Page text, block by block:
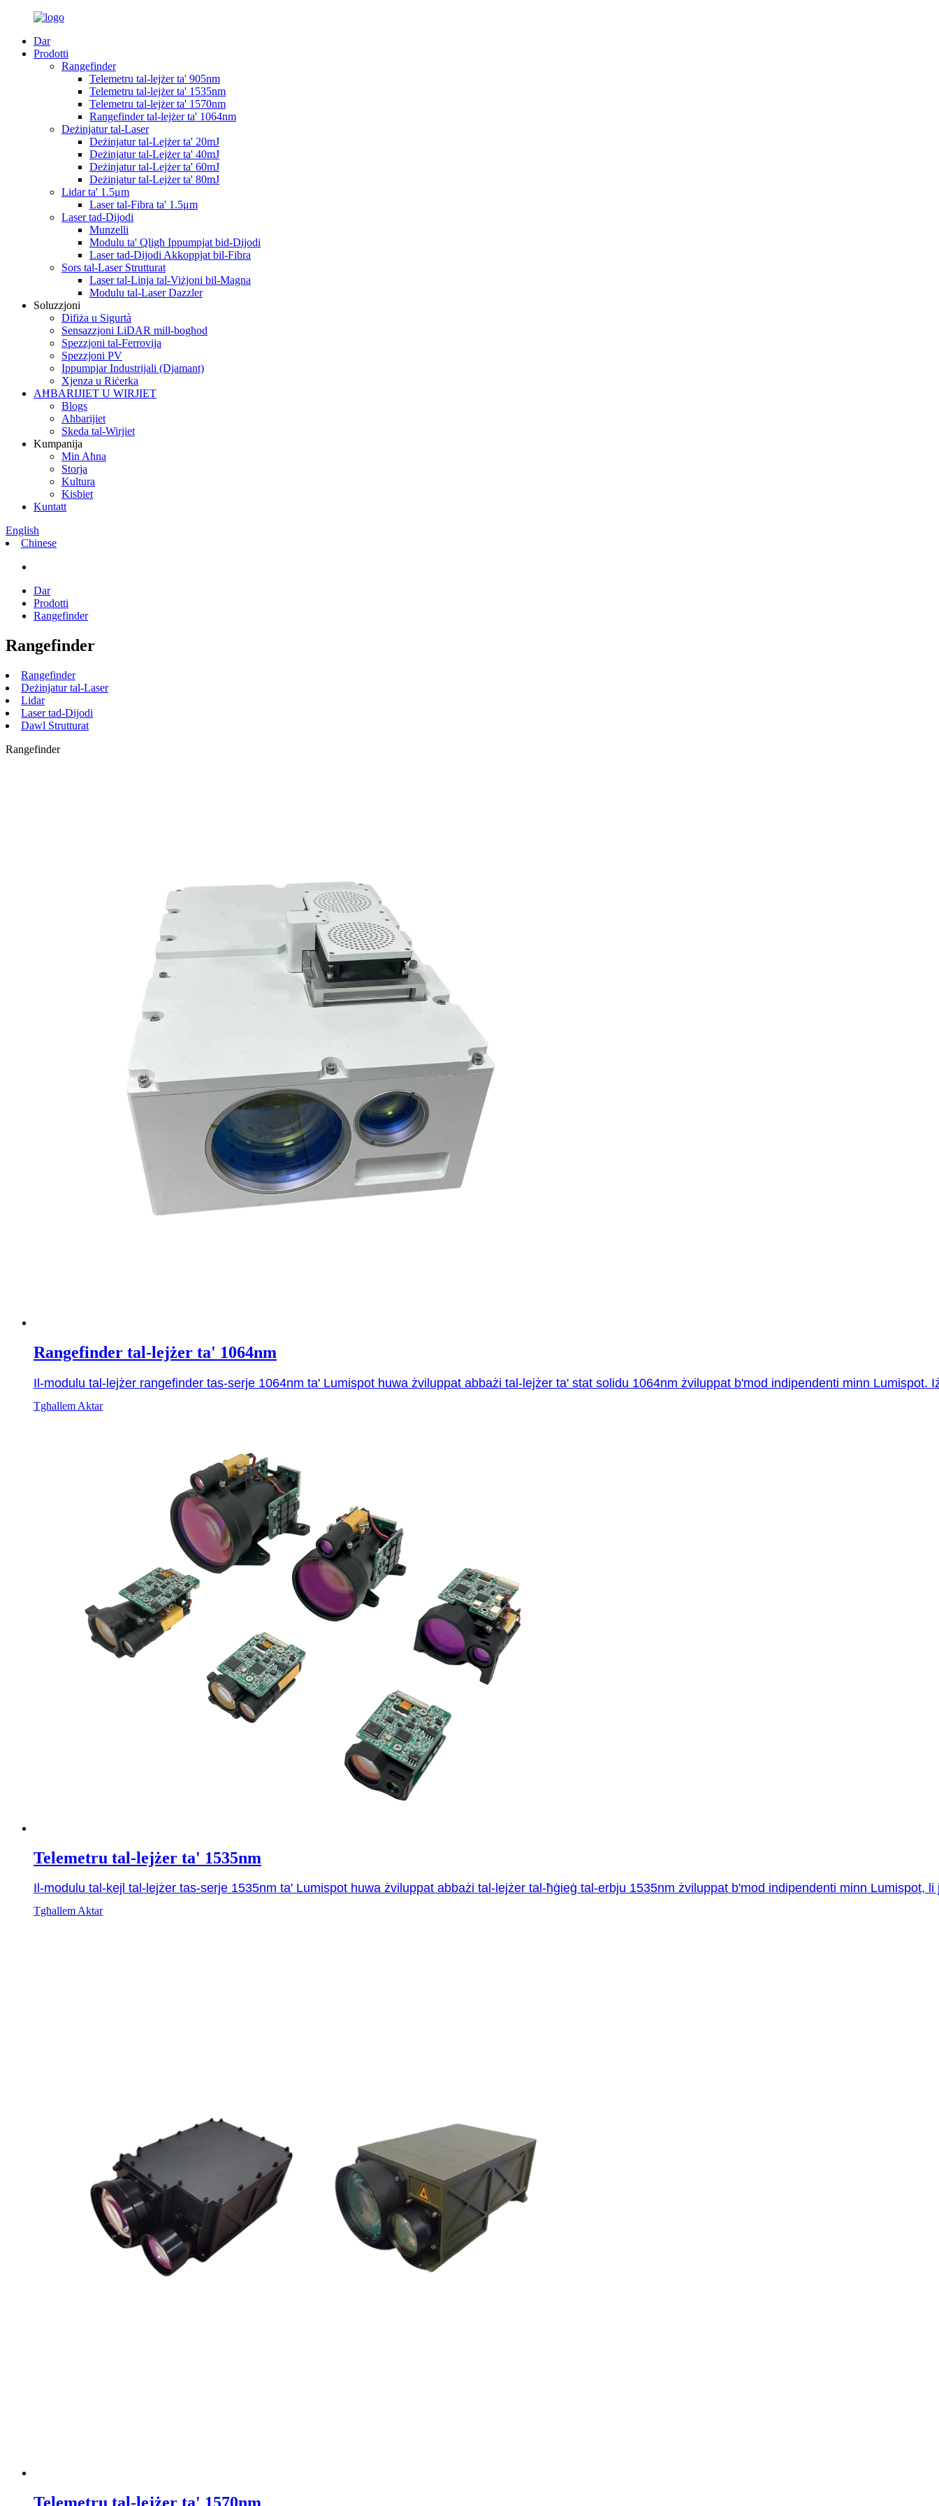
Dar
Prodotti
Rangefinder
Telemetru tal-lejżer ta' 905nm
Telemetru tal-lejżer ta' 1535nm
Telemetru tal-lejżer ta' 1570nm
Rangefinder tal-lejżer ta' 1064nm
Deżinjatur tal-Laser
Deżinjatur tal-Lejżer ta' 20mJ
Deżinjatur tal-Lejżer ta' 40mJ
Deżinjatur tal-Lejżer ta' 60mJ
Deżinjatur tal-Lejżer ta' 80mJ
Lidar ta' 1.5μm
Laser tal-Fibra ta' 1.5μm
Laser tad-Dijodi
Munzelli
Modulu ta' Qligħ Ippumpjat bid-Dijodi
Laser tad-Dijodi Akkoppjat bil-Fibra
Sors tal-Laser Strutturat
Laser tal-Linja tal-Viżjoni bil-Magna
Modulu tal-Laser Dazzler
Soluzzjoni
Difiża u Sigurtà
Sensazzjoni LiDAR mill-bogħod
Spezzjoni tal-Ferrovija
Spezzjoni PV
Ippumpjar Industrijali (Djamant)
Xjenza u Riċerka
AĦBARIJIET U WIRJIET
Blogs
Aħbarijiet
Skeda tal-Wirjiet
Kumpanija
Min Aħna
Storja
Kultura
Kisbiet
Kuntatt
English
Chinese
Dar
Prodotti
Rangefinder
Rangefinder
Rangefinder
Deżinjatur tal-Laser
Lidar
Laser tad-Dijodi
Dawl Strutturat
Rangefinder
Rangefinder tal-lejżer ta' 1064nm
Il-modulu tal-lejżer rangefinder tas-serje 1064nm ta' Lumispot huwa żviluppat abbażi tal-lejżer ta' stat solidu 1064nm żviluppat b'mod indipendenti minn
Tgħallem Aktar
Telemetru tal-lejżer ta' 1535nm
Il-modulu tal-kejl tal-lejżer tas-serje 1535nm ta' Lumispot huwa żviluppat abbażi tal-lejżer tal-ħġieġ tal-erbju 1535nm żviluppat b'mod indipendenti minn
Tgħallem Aktar